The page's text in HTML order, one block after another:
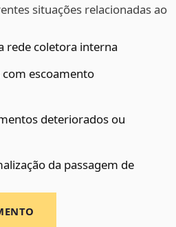
situações relacionadas ao
rede coletora interna
escoamento
deteriorados ou
da passagem de